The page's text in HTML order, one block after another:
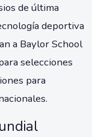
de última
deportiva
a Baylor School
selecciones
para